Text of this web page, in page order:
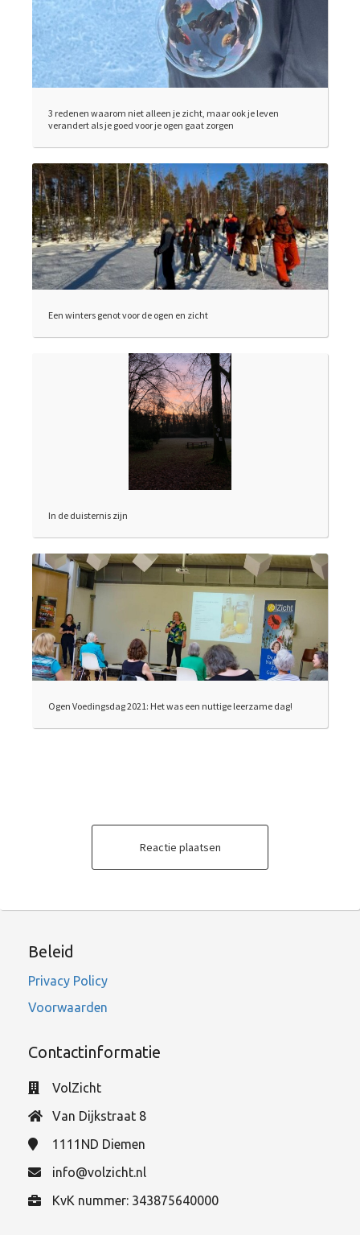
3 redenen waarom niet alleen je zicht, maar ook je leven
verandert als je goed voor je ogen gaat zorgen
Een winters genot voor de ogen en zicht
In de duisternis zijn
Ogen Voedingsdag 2021: Het was een nuttige leerzame dag!
Reactie plaatsen
Beleid
Privacy Policy
Voorwaarden
Contactinformatie
VolZicht
Van Dijkstraat 8
1111ND Diemen
info@volzicht.nl
KvK nummer: 343875640000